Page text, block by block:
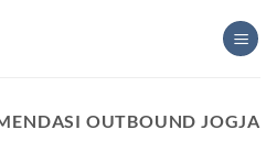
OUTBOUND JOGJA